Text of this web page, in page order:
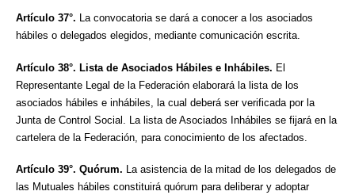
Artículo 37°. La convocatoria se dará a conocer a los asociados
hábiles o delegados elegidos, mediante comunicación escrita.
Artículo 38°. Lista de Asociados Hábiles e Inhábiles. El
Representante Legal de la Federación elaborará la lista de los
asociados hábiles e inhábiles, la cual deberá ser verificada por la
Junta de Control Social. La lista de Asociados Inhábiles se fijará en la
cartelera de la Federación, para conocimiento de los afectados.
Artículo 39°. Quórum. La asistencia de la mitad de los delegados de
las Mutuales hábiles constituirá quórum para deliberar y adoptar